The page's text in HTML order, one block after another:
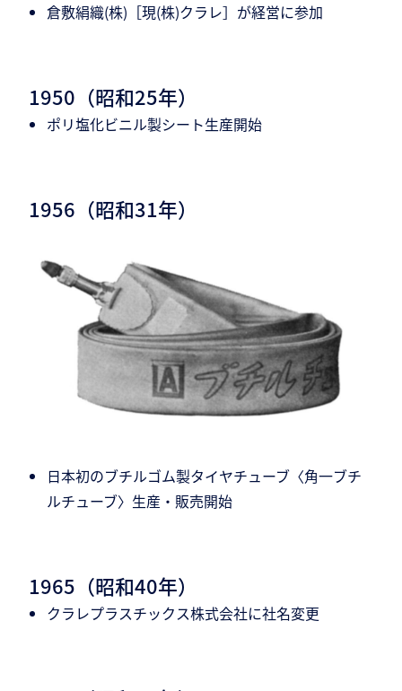
倉敷絹織(株)［現(株)クラレ］が経営に参加
1950（昭和25年）
ポリ塩化ビニル製シート生産開始
1956（昭和31年）
日本初のブチルゴム製タイヤチューブ〈角一ブチ
ルチューブ〉生産・販売開始
1965（昭和40年）
クラレプラスチックス株式会社に社名変更